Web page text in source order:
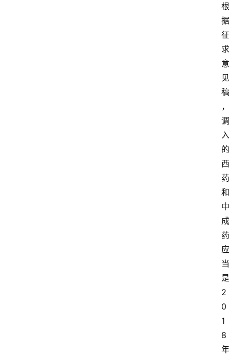
根
据
征
求
意
见
稿
，
调
入
的
西
药
和
中
成
药
应
当
是
2
0
1
8
年